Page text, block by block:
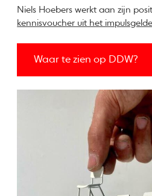
Niels Hoebers werkt aan zijn
kennisvoucher uit het
Waar te zien op DDW?